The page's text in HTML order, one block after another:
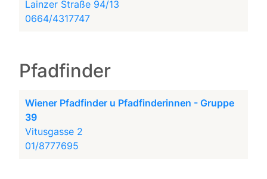
Lainzer Straße 94/13
0664/4317747
Pfadfinder
Wiener Pfadfinder u Pfadfinderinnen - Gruppe
39
Vitusgasse 2
01/8777695